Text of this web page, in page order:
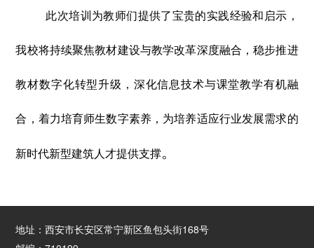
此次培训为教师们提供了宝贵的实践经验和启示，
我校将持续聚焦教材建设与教学改革深度融合，稳步推进
教材数字化转型升级，深化信息技术与课堂教学有机融
合，着力培育师生数字素养，为培养适应行业发展需求的
新时代新型建筑人才提供支撑。
地址：西安市长安区常宁新区鱼包头街168号